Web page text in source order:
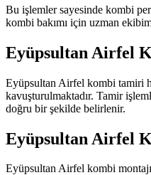
Bu işlemler sayesinde kombi
kombi bakımı için uzman
Eyüpsultan Airfel
Eyüpsultan Airfel kombi tamiri
kavuşturulmaktadır. Tamir
doğru bir şekilde belirlenir.
Eyüpsultan Airfel
Eyüpsultan Airfel kombi